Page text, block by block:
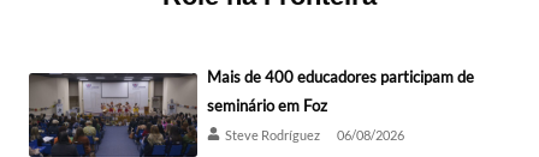
Mais de 400 educadores participam de
seminário em Foz
Steve Rodríguez 06/08/2026